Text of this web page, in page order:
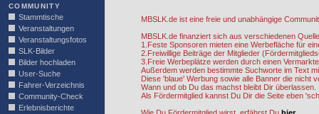
COMMUNITY
Stammtische
Veranstaltungen
Veranstaltungsfotos
SLK-Bilder
Bilder hochladen
User-Suche
Fahrer-Verzeichnis
Community-Check
Erlebnisberichte
MBSLK.de ist eine freie und unabhängige
MBSLK.de finanziert sich aus verschiedenen
1.Feste Sponsoren mieten eine Werbefläche für
2.Freiwillige Beiträge der Mitglieder
3.Freie Werbeplätze werden durch einen
Außerdem werden bestimmte Suchworte im Text
Diese 'blaue' Werbung sowie alle Banner die nicht
Wann und ob Du das machst bleibt Dir
Als Fördermitglied kannst Du Dir die Seite eben